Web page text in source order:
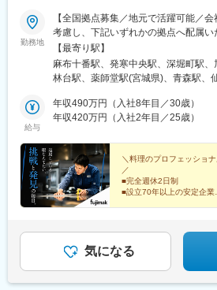
下鉄)、鳴滝駅、稲荷駅、中書島駅、
公園駅、八丁堀駅(広島県)、猿猴橋町
駅、瑞浪駅、名張駅、茅町駅、天神
志摩横山駅、五十鈴ケ丘駅、小松駅、
市駅(ＩＲいしかわ鉄道線)、足羽山公
駅(富山県)、中滑川駅、氷見駅、戸出
府)、天満駅、西中島南方駅、野田阪
持寺駅、住道駅、豊中駅、深江橋駅
府)、藤井寺駅、八尾駅、高見ノ里駅
田浦駅、萩原天神駅、樟葉駅、門真市
駅、京田辺駅、伏見桃山駅、舞子公園
石駅、稲野駅、東加古川駅、加古川駅
駅(奈良県)、金橋駅、神前駅(和歌山県
駅、立町駅、広島駅、佐伯区役所前駅
波富田駅、府中駅(徳島県)、勝瑞駅、
石駅、伊予和気駅、土居田駅、高須
久留米駅、大溝駅、佐賀駅、西唐津
尾駅、堀川駅、宮地駅、健軍町駅、
駅、宇佐駅、上岡駅、宮崎駅、日南駅
駅、宮ケ浜駅、真幸駅、伊集院駅、
勤務地
【全国拠点募集／地元で活躍可能／
考慮し、下記いずれかの拠点へ配属
函館市／旭川市／釧路市／帯広市■東
秋田県／山形県／福島県■関東東京都
王子市・小平市）／千葉県（千葉市・
県／茨城県■中部静岡県（静岡市・三
古屋市・岡崎市）／山梨県／富山県／
市）／京都府／兵庫県（神戸市・姫
国・四国広島県（広島市、福山市）／
香川県／徳島県／愛媛県／高知県■九
九州市）／佐賀県／長崎県／熊本県／
／沖縄県※転勤は必ず相談の上、決定
場完備）※受動喫煙対策：オフィス内
【最寄り駅】
麻布十番駅、発寒中央駅、深堀町駅
林台駅、薬師堂駅(宮城県)、青森駅、
駅、甲府駅、上尾駅、葭川公園駅、大
駅、落合駅(東京都)、京王八王子駅、
県)、南富山駅、上諸江駅、新福井駅
駅、越後石山駅、豊津駅(大阪府)、萩
岬駅、亀山駅(兵庫県)、田井ノ瀬駅、
駅、備前西市駅、周防下郷駅、香西駅
駅、大橋駅(福岡県)、競馬場前駅(福
駅、西松本駅、田原町駅(東京都)、新
坂駅、竹田駅(京都府)、竹下駅、守恒
給与
年収490万円（入社8年目／30歳）
年収420万円（入社2年目／25歳）
＼料理のプロフェッショ
／
■完全週休2日制
■設立70年以上の安定企業
高級ホテル・レストラン
品質と機能美にこだわった
気になる